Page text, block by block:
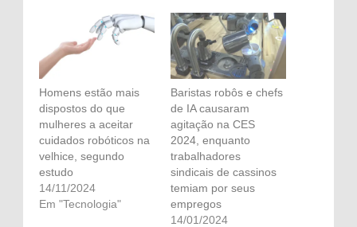
Homens estão mais
dispostos do que
mulheres a aceitar
cuidados robóticos na
velhice, segundo
estudo
14/11/2024
Em "Tecnologia"
Baristas robôs e chefs
de IA causaram
agitação na CES
2024, enquanto
trabalhadores
sindicais de cassinos
temiam por seus
empregos
14/01/2024